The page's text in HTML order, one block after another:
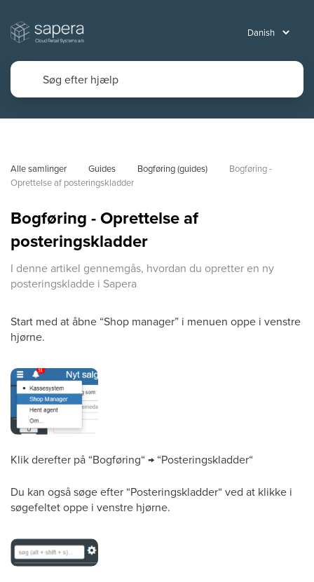
Alle samlinger Guides Bogføring (guides)
Bogføring -
Oprettelse af posteringskladder
Bogføring - Oprettelse af
posteringskladder
I denne artikel gennemgås, hvordan du opretter en ny
posteringskladde i Sapera
Start med at åbne “Shop manager” i menuen oppe i venstre
hjørne.
Klik derefter på “Bogføring“ → “Posteringskladder“
Du kan også søge efter “Posteringskladder“ ved at klikke i
søgefeltet oppe i venstre hjørne.